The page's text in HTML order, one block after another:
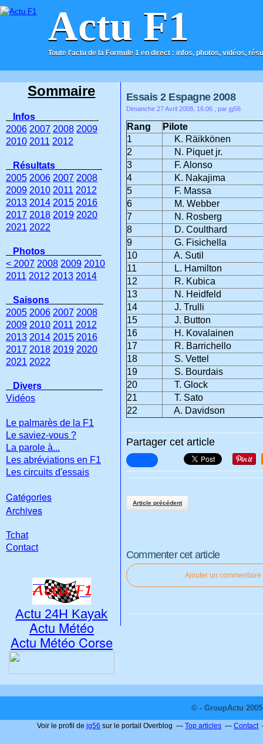
Actu F1
Toute l'actu de la Formule 1 en direct : infos, photos, vidéos,
ACCUEIL CONTACT
Essais 2 Espagne 2008
Dimanche 27 Avril 2008, 16:06 , par jg56
Rang
Pilote
1
K. Räikkönen
2
N. Piquet jr.
3
F. Alonso
4
K. Nakajima
5
F. Massa
6
M. Webber
7
N. Rosberg
8
D. Coulthard
9
G. Fisichella
10
A. Sutil
11
L. Hamilton
12
R. Kubica
13
N. Heidfeld
14
J. Trulli
15
J. Button
16
H. Kovalainen
17
R. Barrichello
18
S. Vettel
19
S. Bourdais
20
T. Glock
21
T. Sato
22
A. Davidson
Partager cet article
Article précédent
Commenter cet article
Ajouter un commentaire
Sommaire
Infos
2006 2007 2008 2009
2010 2011 2012
Résultats
2005 2006 2007 2008
2009 2010 2011 2012
2013 2014 2015 2016
2017 2018 2019 2020
2021 2022
Photos
< 2007 2008 2009 2010
2011 2012 2013 2014
Saisons
2005 2006 2007 2008
2009 2010 2011 2012
2013 2014 2015 2016
2017 2018 2019 2020
2021 2022
Divers
Vidéos
Le palmarès de la F1
Le saviez-vous ?
La parole à...
Les abréviations en F1
Les circuits d'essais
Catégories
Archives
Tchat
Contact
Actu 24H Kayak
Actu Météo
Actu Météo Corse
© - GroupActu
Voir le profil dejg56 sur le portail Overblog Top articles Contact